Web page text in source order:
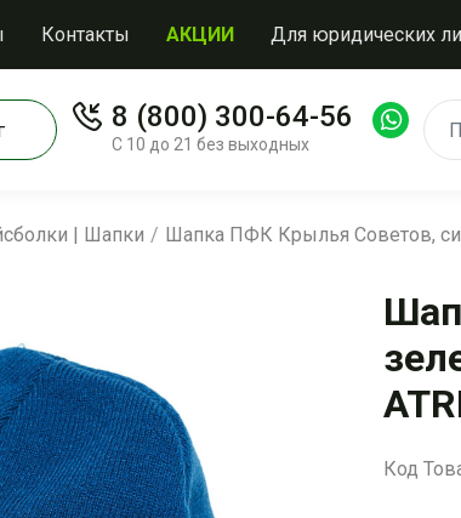
Контакты АКЦИИ Для юридических
8 (800) 300-64-56
С 10 до 21 без выходных
| Шапки Шапка ПФК Крылья Советов,
Код